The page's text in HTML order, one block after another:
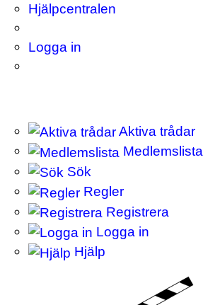
Hjälpcentralen
Logga in
Aktiva trådar
Medlemslista
Sök
Regler
Registrera
Logga in
Hjälp